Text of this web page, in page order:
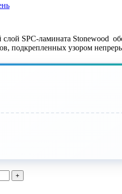
SPC-ламинатa Stonewood
подкрепленных узором